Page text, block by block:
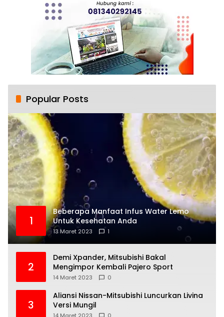
Popular Posts
1
Beberapa Manfaat Infus Water Lemo
Untuk Kesehatan Anda
13 Maret 2023 1
2
Demi Xpander, Mitsubishi Bakal
Mengimpor Kembali Pajero Sport
14 Maret 2023 0
3
Aliansi Nissan-Mitsubishi Luncurkan Livina
Versi Mungil